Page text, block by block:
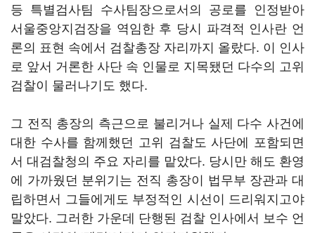
등 특별검사팀 수사팀장으로서의 공로를 인정받아
서울중앙지검장을 역임한 후 당시 파격적 인사란 언
론의 표현 속에서 검찰총장 자리까지 올랐다. 이 인사
로 앞서 거론한 사단 속 인물로 지목됐던 다수의 고위
검찰이 물러나기도 했다.
그 전직 총장의 측근으로 불리거나 실제 다수 사건에
대한 수사를 함께했던 고위 검찰도 사단에 포함되면
서 대검찰청의 주요 자리를 맡았다. 당시만 해도 환영
에 가까웠던 분위기는 전직 총장이 법무부 장관과 대
립하면서 그들에게도 부정적인 시선이 드리워지고야
말았다. 그러한 가운데 단행된 검찰 인사에서 보수 언